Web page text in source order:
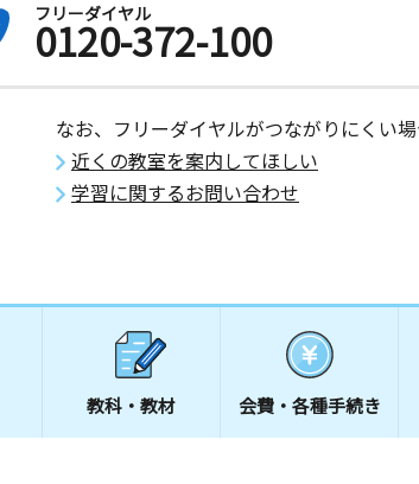
フリーダイヤル
0120-372-100
なお、フリーダイヤルがつながりにくい
近くの教室を案内してほしい
学習に関するお問い合わせ
教科・教材 会費・ 各種手続き